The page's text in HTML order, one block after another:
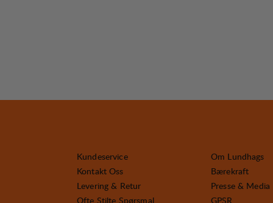
Kundeservice
Kontakt Oss
Levering & Retur
Ofte Stilte Spørsmal
Om Lundhags
Bærekraft
Presse & Media
GPSR